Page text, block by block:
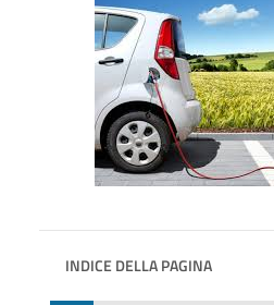
INDICE DELLA PAGINA